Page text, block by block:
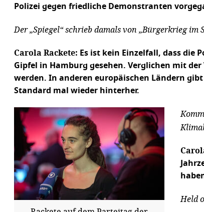
Polizei gegen friedliche Demonstranten
Der „Spiegel“ schrieb damals von „Bürgerkrieg im
Carola Rackete: Es ist kein Einzelfall, dass die
Gipfel in Hamburg gesehen. Verglichen mit
werden. In anderen europäischen Ländern
Standard mal wieder hinterher.
Held